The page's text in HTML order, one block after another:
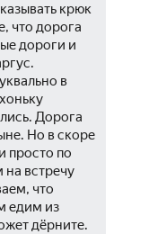
крюк
что дорога
дороги и
в
Дорога
Но в скоре
просто по
встречу
что
едим из
дëрните.